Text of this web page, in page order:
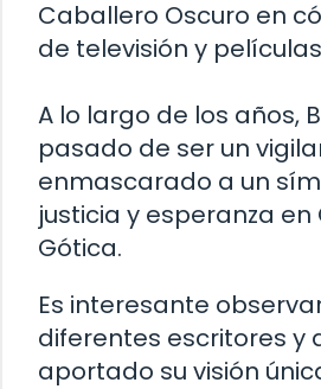
Caballero Oscuro en
de televisión y
A lo largo de los años,
pasado de ser un
enmascarado a un
justicia y esperanza en
Gótica.
Es interesante
diferentes escritores y
aportado su visión